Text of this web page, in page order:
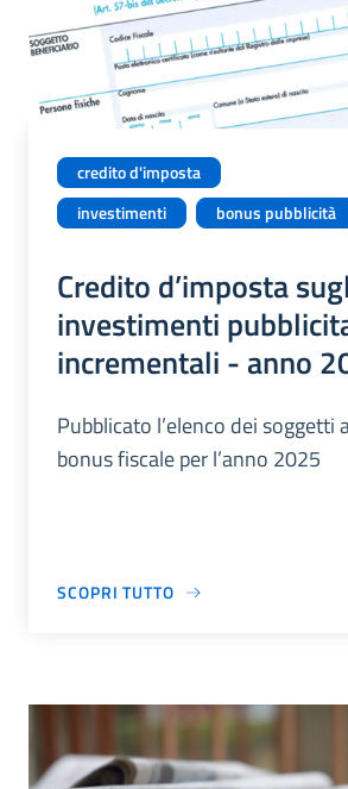
credito d'imposta
investimenti
bonus pubblicità
Credito d’imposta
investimenti
incrementali - anno
Pubblicato l’elenco dei soggetti
bonus fiscale per l’anno 2025
SCOPRI TUTTO